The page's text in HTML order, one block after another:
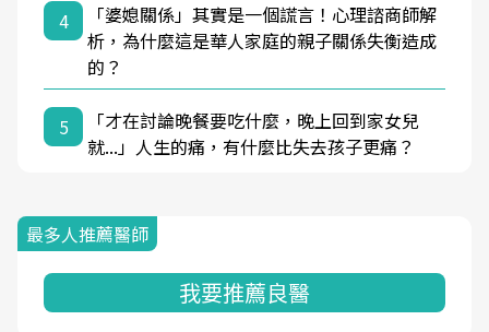
4
「婆媳關係」其實是一個謊言！心理諮商師解
析，為什麼這是華人家庭的親子關係失衡造成
的？
5
「才在討論晚餐要吃什麼，晚上回到家女兒
就...」人生的痛，有什麼比失去孩子更痛？
最多人推薦醫師
我要推薦良醫